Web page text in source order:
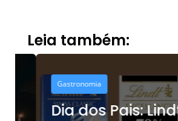
Leia também:
Gastronomia
Dia dos Pais: Lindt